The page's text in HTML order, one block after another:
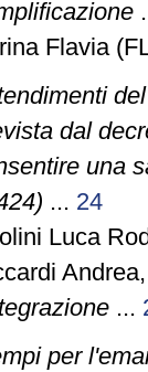
Flavia
dal
una
... 24
Luca
...
per